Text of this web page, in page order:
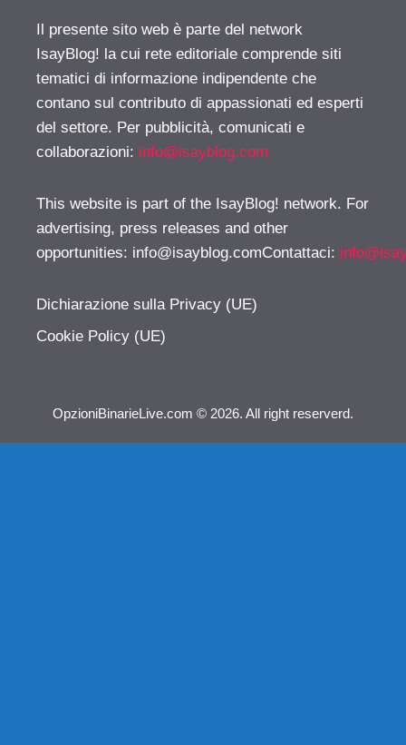
Il presente sito web è parte del network
IsayBlog! la cui rete editoriale comprende siti
tematici di informazione indipendente che
contano sul contributo di appassionati ed esperti
del settore. Per pubblicità, comunicati e
collaborazioni: info@isayblog.com
This website is part of the IsayBlog! network. For
advertising, press releases and other
opportunities: info@isayblog.comContattaci:
Dichiarazione sulla Privacy (UE)
Cookie Policy (UE)
OpzioniBinarieLive.com © 2026. All right reserverd.